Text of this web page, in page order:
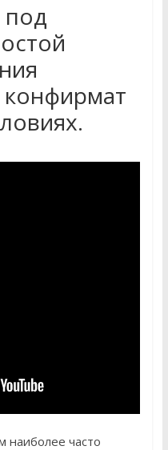
под
конфирмат
наиболее часто